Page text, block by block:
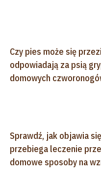
Czy pies może się
odpowiadają za psią
domowych
Sprawdź, jak objawia się
przebiega leczenie
domowe sposoby na